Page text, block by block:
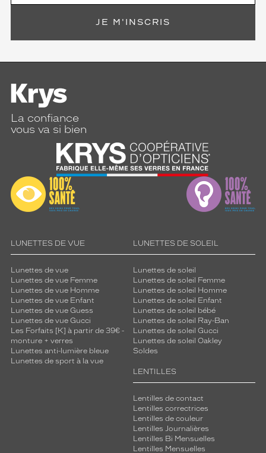
JE M'INSCRIS
La confiance
vous va si bien
LUNETTES DE VUE
Lunettes de vue
Lunettes de vue Femme
Lunettes de vue Homme
Lunettes de vue Enfant
Lunettes de vue Guess
Lunettes de vue Gucci
Les Forfaits [K] à partir de 39€ -
monture + verres
Lunettes anti-lumière bleue
Lunettes de sport à la vue
LUNETTES DE SOLEIL
Lunettes de soleil
Lunettes de soleil Femme
Lunettes de soleil Homme
Lunettes de soleil Enfant
Lunettes de soleil bébé
Lunettes de soleil Ray-Ban
Lunettes de soleil Gucci
Lunettes de soleil Oakley
Soldes
LENTILLES
Lentilles de contact
Lentilles correctrices
Lentilles de couleur
Lentilles Journalières
Lentilles Bi Mensuelles
Lentilles Mensuelles